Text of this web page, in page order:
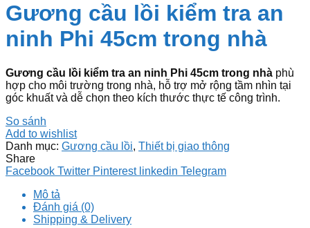
Gương cầu lồi kiểm tra an
ninh Phi 45cm trong nhà
Gương cầu lồi kiểm tra an ninh Phi 45cm trong nhà phù
hợp cho môi trường trong nhà, hỗ trợ mở rộng tầm nhìn tại
góc khuất và dễ chọn theo kích thước thực tế công trình.
So sánh
Add to wishlist
Danh mục: Gương cầu lồi, Thiết bị giao thông
Share
Facebook Twitter Pinterest linkedin Telegram
Mô tả
Đánh giá (0)
Shipping & Delivery